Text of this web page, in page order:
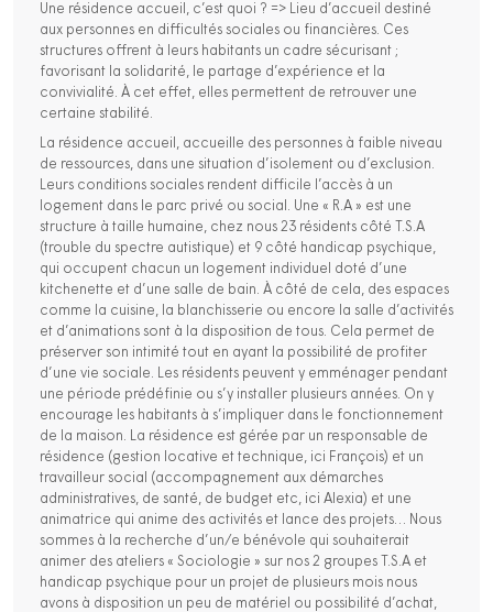
Une résidence accueil, c’est quoi ? => Lieu d’accueil destiné
aux personnes en difficultés sociales ou financières. Ces
structures offrent à leurs habitants un cadre sécurisant ;
favorisant la solidarité, le partage d’expérience et la
convivialité. À cet effet, elles permettent de retrouver une
certaine stabilité.
La résidence accueil, accueille des personnes à faible niveau
de ressources, dans une situation d’isolement ou d’exclusion.
Leurs conditions sociales rendent difficile l’accès à un
logement dans le parc privé ou social. Une « R.A » est une
structure à taille humaine, chez nous 23 résidents côté T.S.A
(trouble du spectre autistique) et 9 côté handicap psychique,
qui occupent chacun un logement individuel doté d’une
kitchenette et d’une salle de bain. À côté de cela, des espaces
comme la cuisine, la blanchisserie ou encore la salle d’activités
et d’animations sont à la disposition de tous. Cela permet de
préserver son intimité tout en ayant la possibilité de profiter
d’une vie sociale. Les résidents peuvent y emménager pendant
une période prédéfinie ou s’y installer plusieurs années. On y
encourage les habitants à s’impliquer dans le fonctionnement
de la maison. La résidence est gérée par un responsable de
résidence (gestion locative et technique, ici François) et un
travailleur social (accompagnement aux démarches
administratives, de santé, de budget etc, ici Alexia) et une
animatrice qui anime des activités et lance des projets… Nous
sommes à la recherche d’un/e bénévole qui souhaiterait
animer des ateliers « Sociologie » sur nos 2 groupes T.S.A et
handicap psychique pour un projet de plusieurs mois nous
avons à disposition un peu de matériel ou possibilité d’achat,